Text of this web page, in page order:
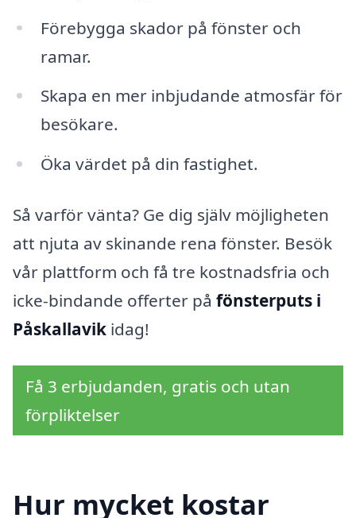
Förebygga skador på fönster och
ramar.
Skapa en mer inbjudande atmosfär för
besökare.
Öka värdet på din fastighet.
Så varför vänta? Ge dig själv möjligheten
att njuta av skinande rena fönster. Besök
vår plattform och få tre kostnadsfria och
icke-bindande offerter på fönsterputs i
Påskallavik idag!
Få 3 erbjudanden, gratis och utan
förpliktelser
Hur mycket kostar